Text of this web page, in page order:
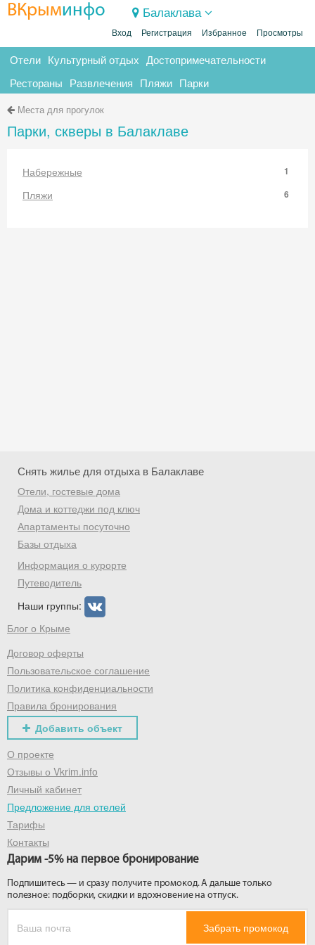
ВКрыминфо Балаклава
Вход Регистрация Избранное Просмотры
Отели Культурный отдых Достопримечательности
Рестораны Развлечения Пляжи Парки
Места для прогулок
Парки, скверы в Балаклаве
Набережные 1
Пляжи 6
Снять жилье для отдыха в Балаклаве
Отели, гостевые дома
Дома и коттеджи под ключ
Апартаменты посуточно
Базы отдыха
Информация о курорте
Путеводитель
Наши группы:
Блог о Крыме
Договор оферты
Пользовательское соглашение
Политика конфиденциальности
Правила бронирования
Добавить объект
О проекте
Отзывы о Vkrim.info
Личный кабинет
Предложение для отелей
Тарифы
Контакты
Дарим -5% на первое бронирование
Подпишитесь — и сразу получите промокод. А дальше только
полезное: подборки, скидки и вдохновение на отпуск.
Забрать промокод
Скидка −5%
Хочешь дешевле? Оставь почту и получи
промокод на первое бронирование!